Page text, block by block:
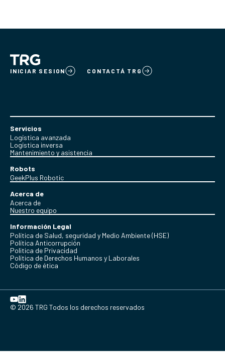
INICIAR SESION CONTACTÁ TRG
Servicios
Logística avanzada
Logística inversa
Mantenimiento y asistencia
Robots
GeekPlus Robotic
Acerca de
Acerca de
Nuestro equipo
Información Legal
Política de Salud, seguridad y Medio Ambiente (HSE)
Política Anticorrupción
Politica de Privacidad
Política de Derechos Humanos y Laborales
Código de ética
© 2026 TRG Todos los derechos reservados